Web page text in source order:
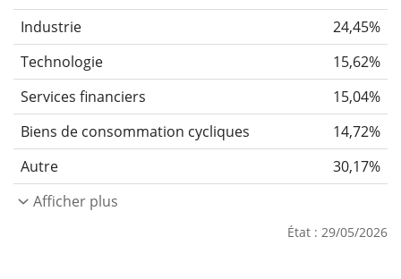
Industrie
24,45%
Technologie
15,62%
Services financiers
15,04%
Biens de consommation cycliques
14,72%
Autre
30,17%
Afficher plus
État : 29/05/2026